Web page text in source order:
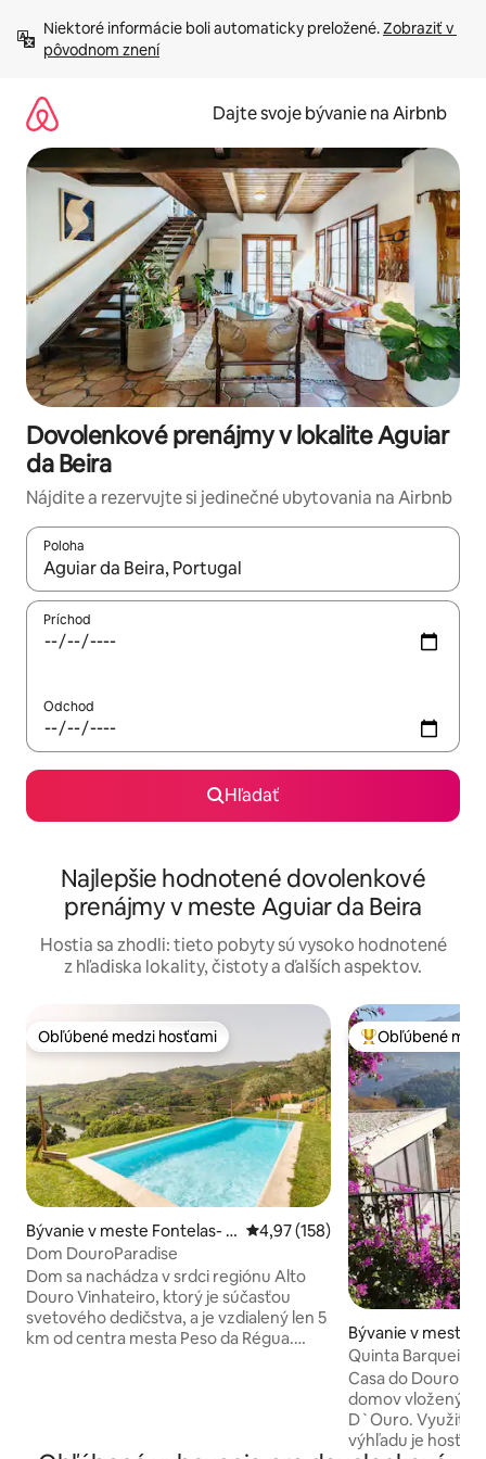
obsah.
Niektoré informácie boli automaticky preložené. Zobraziť v
pôvodnom znení
Dajte svoje bývanie na Airbnb
Dovolenkové prenájmy v lokalite Aguiar
da Beira
Nájdite a rezervujte si jedinečné ubytovania na Airbnb
Poloha
Keď budú výsledky k dispozícii, môžete si ich prechádzať
Príchod
Odchod
Hľadať
Najlepšie hodnotené dovolenkové
prenájmy v meste Aguiar da Beira
Hostia sa zhodli: tieto pobyty sú vysoko hodnotené
z hľadiska lokality, čistoty a ďalších aspektov.
Obľúbené medzi hosťami
Obľúbené medzi hosťami
Bývanie v meste Fontelas- P
eso da Régua
Priemerné ohodnotenie 4,97 z
4,97 (158)
Dom DouroParadise
Dom sa nachádza v srdci regiónu Alto
Douro Vinhateiro, ktorý je súčasťou
svetového dedičstva, a je vzdialený len 5
km od centra mesta Peso da Régua.
Najobľúbenejšie
Obľúbené
Bývanie v meste
Quinta
Douro
Casa do Douro je
domov vložených
D`Ouro. Využitím
výhľadu je hosť v